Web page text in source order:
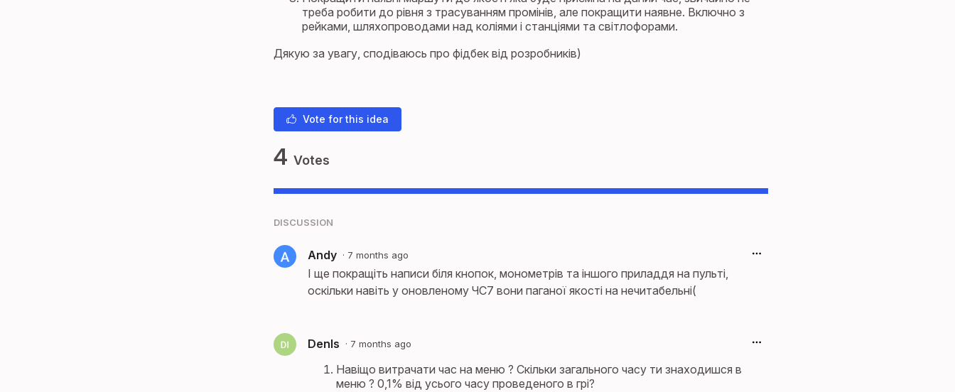
треба робити до рівня з трасуванням промінів, але покращити наявне. Включно з
рейками, шляхопроводами над коліями і станціями та світлофорами.
Дякую за увагу, сподіваюсь про фідбек від розробників)
Vote for this idea
4 Votes
DISCUSSION
Andy · 7 months ago
І ще покращіть написи біля кнопок, монометрів та іншого приладдя на пульті,
оскільки навіть у оновленому ЧС7 вони паганої якості на нечитабельні(
DenIs · 7 months ago
Навіщо витрачати час на меню ? Скільки загального часу ти знаходишся в
меню ? 0,1% від усього часу проведеного в грі?